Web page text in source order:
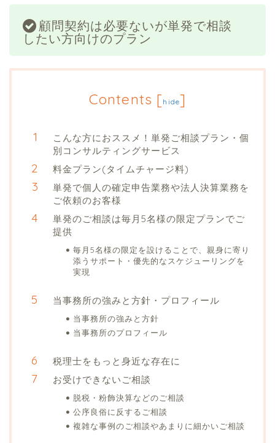
顧問契約は必要ないが単発で相談
したい方向けのプラン
Contents [hide]
こんな方におススメ！単発ご相談プラン・個
別コンサルティングサービス
料金プラン(タイムチャージ料)
単発で個人の確定申告業務や法人決算業務を
ご依頼のお客様
単発のご相談は毎月5名様の限定プランでご
提供
毎月5名様の限定を設けることで、親身に寄り
添うサポート・優先的なスケジューリングを
実現
当事務所の強みと方針・プロフィール
当事務所の強みと方針
当事務所のプロフィール
税理士をもっと身近な存在に
お受けできないご相談
脱税・粉飾決算などのご相談
公序良俗に反するご相談
複雑な事例のご相談やあまりに細かいご相談